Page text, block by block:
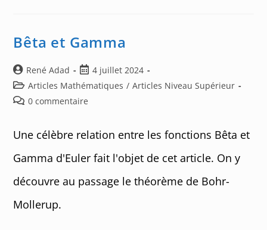
Bêta et Gamma
Auteur/autrice
de
la
publication :
René Adad
Post
published:
4 juillet 2024
Post
category:
Articles Mathématiques / Articles Niveau Supérieur
Post0 commentaire
Une célèbre relation entre les fonctions Bêta et
Gamma d'Euler fait l'objet de cet article. On y
découvre au passage le théorème de Bohr-
Mollerup.